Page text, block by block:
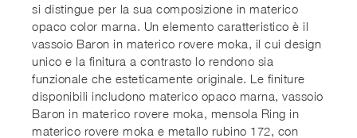
si distingue per la sua composizione in materico
opaco color marna. Un elemento caratteristico è il
vassoio Baron in materico rovere moka, il cui design
unico e la finitura a contrasto lo rendono sia
funzionale che esteticamente originale. Le finiture
disponibili includono materico opaco marna, vassoio
Baron in materico rovere moka, mensola Ring in
materico rovere moka e metallo rubino 172, con